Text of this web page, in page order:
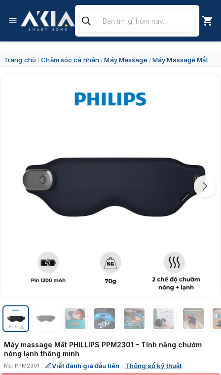
kiếm
sản
Trang chủ /Chăm sóc cá nhân / Máy Massage / Máy Massage Mắt
Máy massage Mắt PHILLIPS PPM2301 – Tính năng chườm
nóng lạnh thông minh
Mã: PPM2301 Viết đánh giá đầu tiên Thông số kỹ thuật